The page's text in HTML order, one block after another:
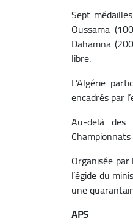
Sept
Oussama
Dahamna
libre.
L’Algérie
encadrés par
Au-delà
Organisée
l’égide du
une
APS